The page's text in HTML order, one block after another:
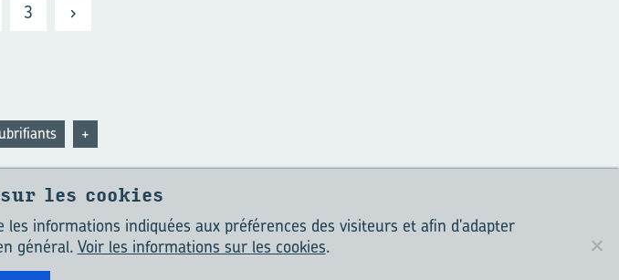
3 ›
+
GÉNÉRALES
POLITIQUE DE CONFIDENTIALITÉ
les cookies
informations indiquées aux préférences des visiteurs et afin d'adapter
général. Voir les informations sur les cookies.